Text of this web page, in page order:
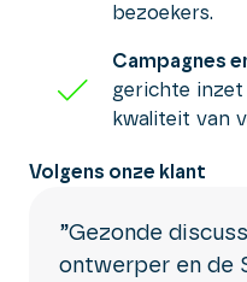
bezoekers.
Campagnes
gerichte
kwaliteit van
Volgens onze klant
”Gezonde
ontwerper en de